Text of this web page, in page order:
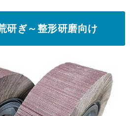
研ぎ～整形研磨向け